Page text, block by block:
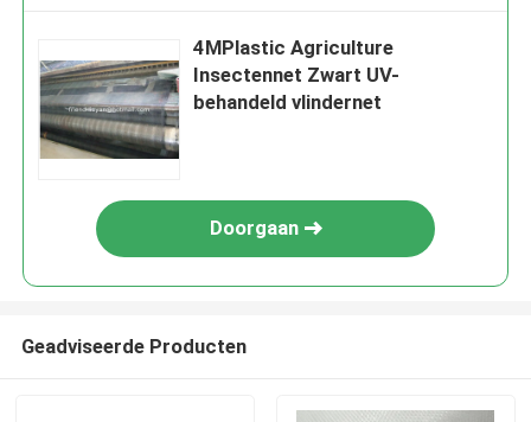
4MPlastic Agriculture
Insectennet Zwart UV-
behandeld vlindernet
Doorgaan
Geadviseerde Producten